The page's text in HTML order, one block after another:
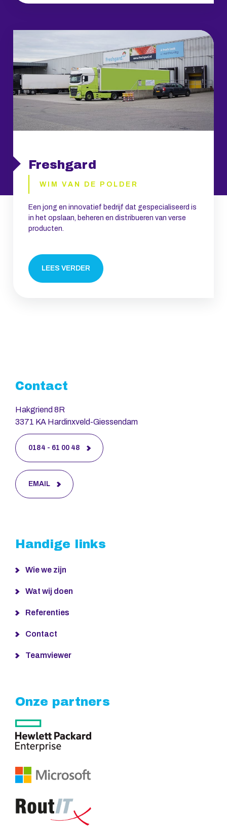
Freshgard
WIM VAN DE POLDER
Een jong en innovatief bedrijf dat gespecialiseerd is
in het opslaan, beheren en distribueren van verse
producten.
LEES VERDER
Contact
Hakgriend 8R
3371 KA Hardinxveld-Giessendam
0184 - 61 00 48
EMAIL
Handige links
Wie we zijn
Wat wij doen
Referenties
Contact
Teamviewer
Onze partners